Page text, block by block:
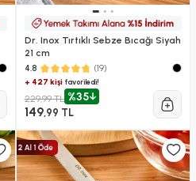
Dr. Inox Tırtıklı Sebze Bıcağı Siyah
21 cm
4.8 (19)
+ 427 kişifavoriledi!
229,99 TL %35
149,99 TL